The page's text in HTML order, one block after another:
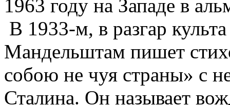
1963 году на Западе в
В 1933-м, в разгар
Мандельштам пишет
собою не чуя страны» с
Сталина. Он называет